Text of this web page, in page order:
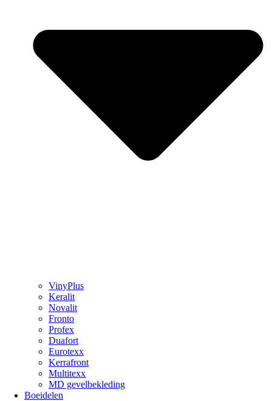
VinyPlus
Keralit
Novalit
Fronto
Profex
Duafort
Eurotexx
Kerrafront
Multitexx
MD gevelbekleding
Boeidelen